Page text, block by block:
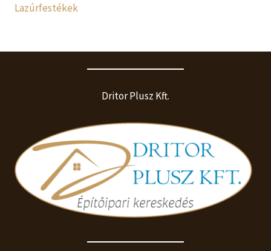
Lazúrfestékek
Dritor Plusz Kft.